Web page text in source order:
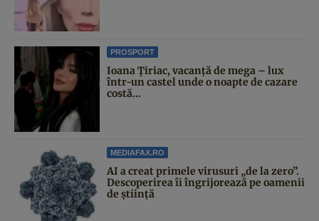
PROSPORT
Ioana Țiriac, vacanță de mega – lux
într-un castel unde o noapte de cazare
costă...
MEDIAFAX.RO
AI a creat primele virusuri „de la zero”.
Descoperirea îi îngrijorează pe oamenii
de știință